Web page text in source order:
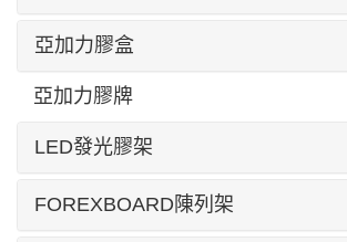
亞加力膠盒
亞加力膠牌
LED發光膠架
FOREXBOARD陳列架